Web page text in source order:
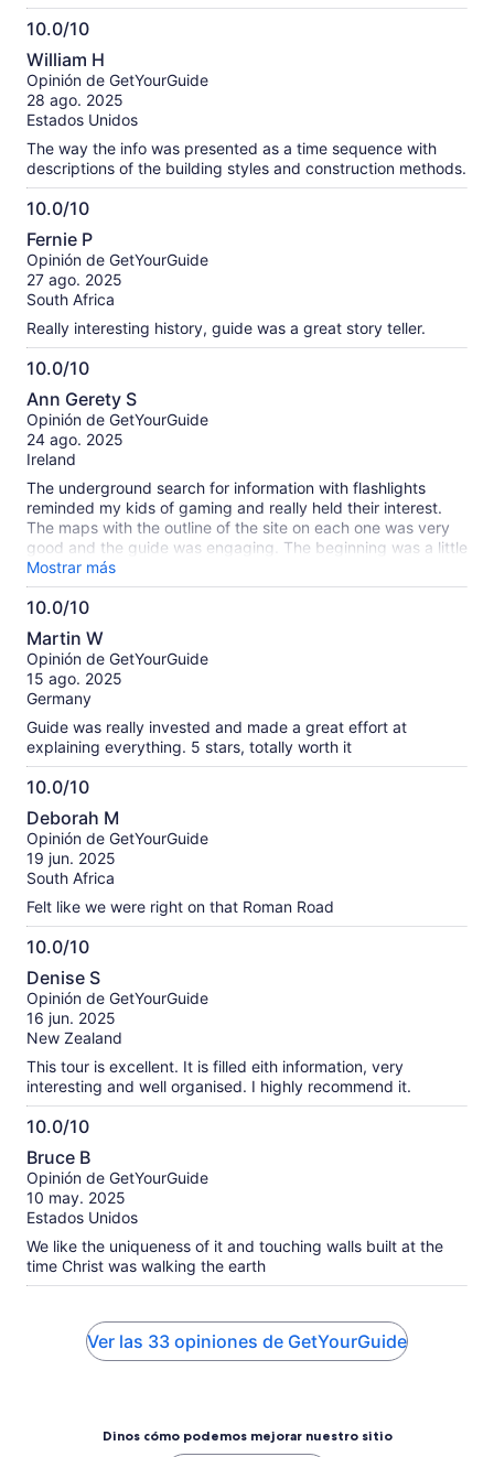
10.0/10
10.0
de
10
William H
Opinión de GetYourGuide
28 ago. 2025
Estados Unidos
The way the info was presented as a time sequence with
descriptions of the building styles and construction methods.
10.0/10
10.0
de
10
Fernie P
Opinión de GetYourGuide
27 ago. 2025
South Africa
Really interesting history, guide was a great story teller.
10.0/10
10.0
de
10
Ann Gerety S
Opinión de GetYourGuide
24 ago. 2025
Ireland
The underground search for information with flashlights
reminded my kids of gaming and really held their interest.
The maps with the outline of the site on each one was very
good and the guide was engaging. The beginning was a little
shaky - thought it was just the two rooms at first. overall a
great experience. one of the highlights of our visit to The
Netherlands.
Mostrar más
10.0/10
10.0
de
10
Martin W
Opinión de GetYourGuide
15 ago. 2025
Germany
Guide was really invested and made a great effort at
explaining everything. 5 stars, totally worth it
10.0/10
10.0
de
10
Deborah M
Opinión de GetYourGuide
19 jun. 2025
South Africa
Felt like we were right on that Roman Road
10.0/10
10.0
de
10
Denise S
Opinión de GetYourGuide
16 jun. 2025
New Zealand
This tour is excellent. It is filled eith information, very
interesting and well organised. I highly recommend it.
10.0/10
10.0
de
10
Bruce B
Opinión de GetYourGuide
10 may. 2025
Estados Unidos
We like the uniqueness of it and touching walls built at the
time Christ was walking the earth
Ver las 33 opiniones de GetYourGuide
Dinos cómo podemos mejorar nuestro sitio